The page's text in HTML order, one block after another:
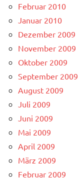
Februar 2010
Januar 2010
Dezember 2009
November 2009
Oktober 2009
September 2009
August 2009
Juli 2009
Juni 2009
Mai 2009
April 2009
März 2009
Februar 2009